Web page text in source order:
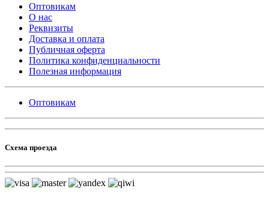
Оптовикам
О нас
Реквизиты
Доставка и оплата
Публичная оферта
Политика конфиденциальности
Полезная информация
Оптовикам
Схема проезда